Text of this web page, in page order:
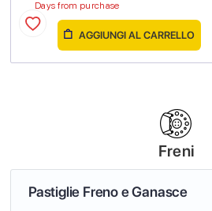
Days from purchase
AGGIUNGI AL CARRELLO
Freni
Pastiglie Freno e Ganasce